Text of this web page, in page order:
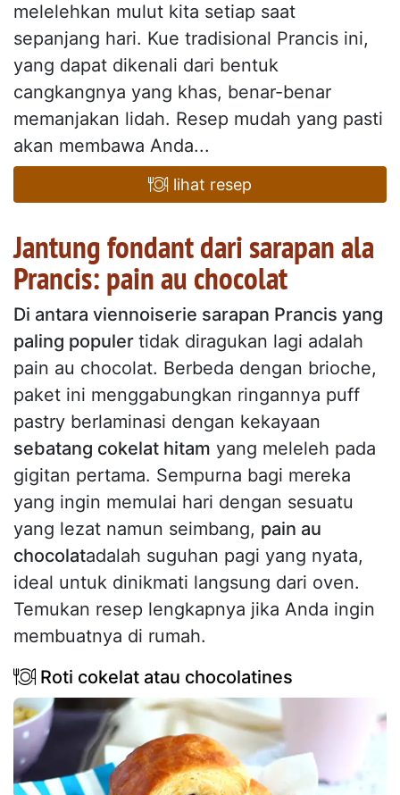
melelehkan mulut kita setiap saat
sepanjang hari. Kue tradisional Prancis ini,
yang dapat dikenali dari bentuk
cangkangnya yang khas, benar-benar
memanjakan lidah. Resep mudah yang pasti
akan membawa Anda...
lihat resep
Jantung fondant dari sarapan ala
Prancis: pain au chocolat
Di antara viennoiserie sarapan Prancis yang
paling populer tidak diragukan lagi adalah
pain au chocolat. Berbeda dengan brioche,
paket ini menggabungkan ringannya puff
pastry berlaminasi dengan kekayaan
sebatang cokelat hitam yang meleleh pada
gigitan pertama. Sempurna bagi mereka
yang ingin memulai hari dengan sesuatu
yang lezat namun seimbang, pain au
chocolatadalah suguhan pagi yang nyata,
ideal untuk dinikmati langsung dari oven.
Temukan resep lengkapnya jika Anda ingin
membuatnya di rumah.
Roti cokelat atau chocolatines